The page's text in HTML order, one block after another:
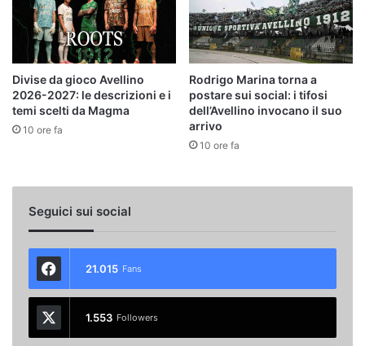
Divise da gioco Avellino
2026-2027: le descrizioni e i
temi scelti da Magma
10 ore fa
Rodrigo Marina torna a
postare sui social: i tifosi
dell’Avellino invocano il suo
arrivo
10 ore fa
Seguici sui social
21.015 Fans
1.553 Followers